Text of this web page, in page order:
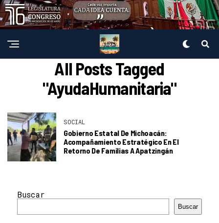
All Posts Tagged
"AyudaHumanitaria"
SOCIAL
Gobierno Estatal De Michoacán:
Acompañamiento Estratégico En El
Retorno De Familias A Apatzingán
Buscar
Buscar